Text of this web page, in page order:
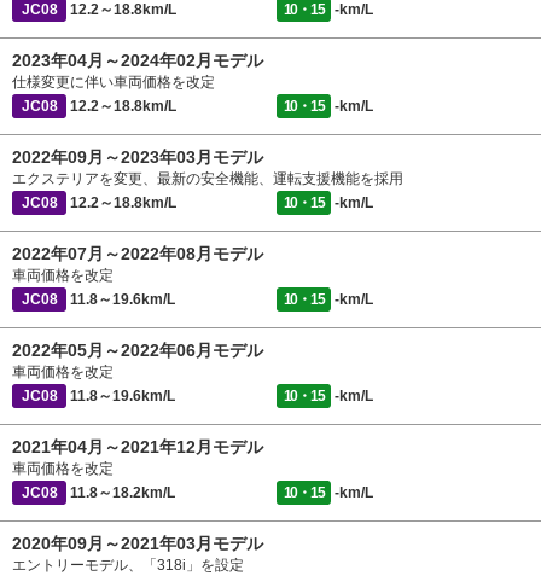
JC08 12.2～18.8km/L 10・15 -km/L
2023年04月～2024年02月モデル
仕様変更に伴い車両価格を改定
JC08
12.2～18.8km/L 10・15 -km/L
2022年09月～2023年03月モデル
エクステリアを変更、最新の安全機能、運転支援機能を採用
JC08
12.2～18.8km/L 10・15 -km/L
2022年07月～2022年08月モデル
車両価格を改定
JC08
11.8～19.6km/L 10・15 -km/L
2022年05月～2022年06月モデル
車両価格を改定
JC08
11.8～19.6km/L 10・15 -km/L
2021年04月～2021年12月モデル
車両価格を改定
JC08
11.8～18.2km/L 10・15 -km/L
2020年09月～2021年03月モデル
エントリーモデル、「318i」を設定